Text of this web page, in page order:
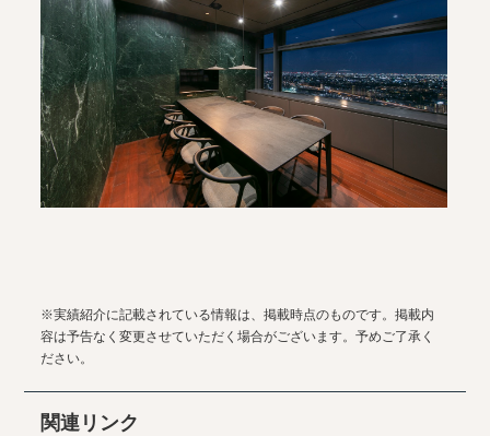
※実績紹介に記載されている情報は、掲載時点のものです。掲載内
容は予告なく変更させていただく場合がございます。予めご了承く
ださい。
関連リンク